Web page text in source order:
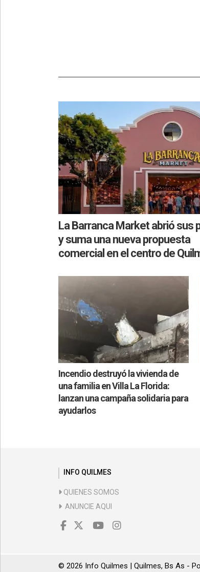
La Barranca Market abrió sus
y suma una nueva propuesta
comercial en el centro de
Incendio destruyó la vivienda de
una familia en Villa La Florida:
lanzan una campaña solidaria para
ayudarlos
INFO QUILMES
QUIENES SOMOS
ANUNCIE AQUI
© 2026 Info Quilmes | Quilmes, Bs As -